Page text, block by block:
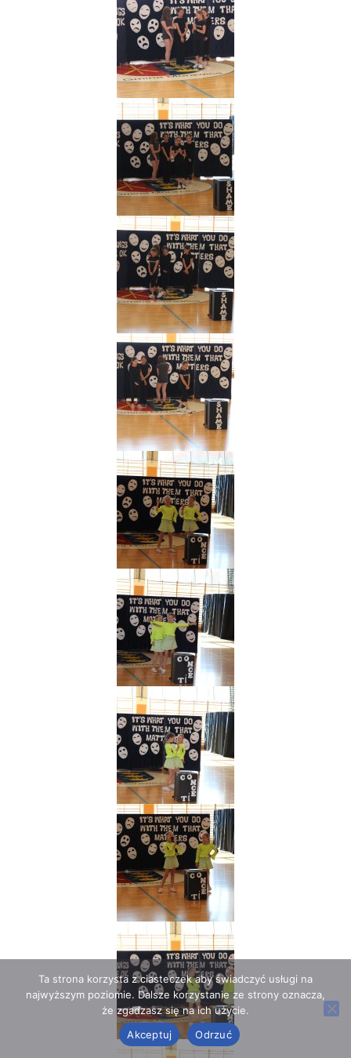
Ta strona korzysta z ciasteczek aby świadczyć usługi na
najwyższym poziomie. Dalsze korzystanie ze strony oznacza,
że zgadzasz się na ich użycie.
Akceptuj
Odrzuć